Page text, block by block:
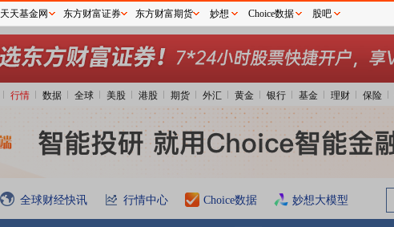
行情 数据 全球 美股 港股 期货 外汇 黄金 银行 基金 理财 保险
全球财经快讯 行情中心 Choice数据 妙想大模型
天天基金网 东方财富证券 东方财富期货 妙想 Choice数据 股吧